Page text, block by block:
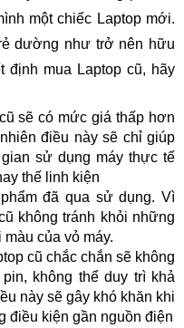
một chiếc Laptop mới.
dường như trở nên hữu
định mua Laptop cũ, hãy
sẽ có mức giá thấp hơn
điều này sẽ chỉ giúp
sử dụng máy thực tế
thế linh kiện
đã qua sử dụng. Vì
không tránh khỏi những
của vỏ máy.
cũ chắc chắn sẽ không
không thể duy trì khả
này sẽ gây khó khăn khi
điều kiện gần nguồn điện